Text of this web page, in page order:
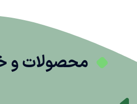
محصولات و